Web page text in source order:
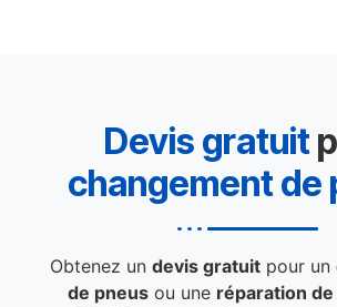
Devis gratuit
changement de
Obtenez undevis gratuit pour un
de pneus ou une réparation